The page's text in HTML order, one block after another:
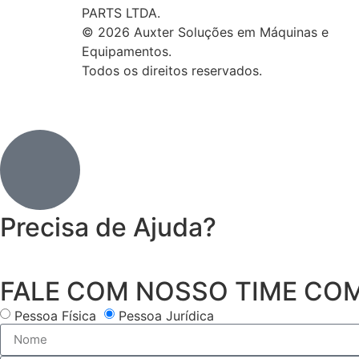
PARTS LTDA.
© 2026 Auxter Soluções em Máquinas e
Equipamentos.
Todos os direitos reservados.
Precisa de Ajuda?
FALE COM NOSSO TIME
Pessoa Física Pessoa Jurídica